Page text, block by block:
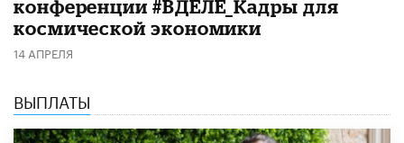
конференции #ВДЕЛЕ_Кадры для
космической экономики
14 АПРЕЛЯ
ВЫПЛАТЫ